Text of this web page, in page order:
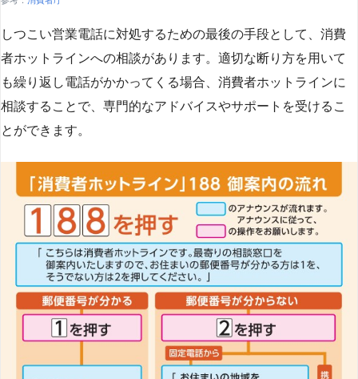
しつこい営業電話に対処するための最後の手段として、消費
者ホットラインへの相談があります。適切な断り方を用いて
も繰り返し電話がかかってくる場合、消費者ホットラインに
相談することで、専門的なアドバイスやサポートを受けるこ
とができます​​。